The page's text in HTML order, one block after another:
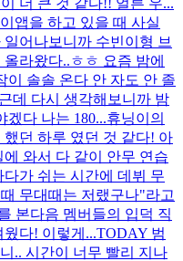
앱을 하고 있을 때 사실
어나보니까 수빈이형 브
라왔다..ㅎㅎ 요즘 밤에
이 솔솔 온다 안 자도 안 졸
데 다시 생각해보니까 밤
겠다 나는 180...휴닝이의
던 하루 였던 것 같다! 아
와서 다 같이 안무 연습
가 쉬는 시간에 데뷔 무
무대때는 저랬구나"라고
본다음 멤버들의 입덕 직
다! 이렇게...TODAY 범
.. 시간이 너무 빨리 지나